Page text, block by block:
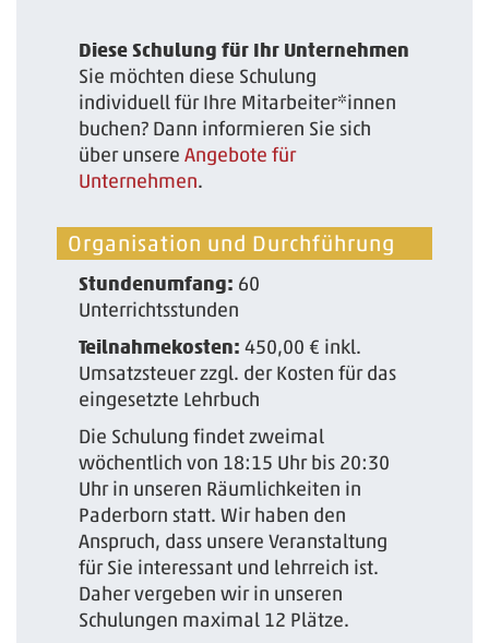
Diese Schulung für Ihr Unternehmen
Sie möchten diese Schulung
individuell für Ihre Mitarbeiter*innen
buchen? Dann informieren Sie sich
über unsereAngebote für
Unternehmen.
Organisation und Durchführung
Stundenumfang: 60
Unterrichtsstunden
Teilnahmekosten:450,00 € inkl.
Umsatzsteuer zzgl. der Kosten für das
eingesetzte Lehrbuch
Die Schulung findet zweimal
wöchentlich von 18:15 Uhr bis 20:30
Uhr in unseren Räumlichkeiten in
Paderborn statt. Wir haben den
Anspruch, dass unsere Veranstaltung
für Sie interessant und lehrreich ist.
Daher vergeben wir in unseren
Schulungen maximal 12 Plätze.